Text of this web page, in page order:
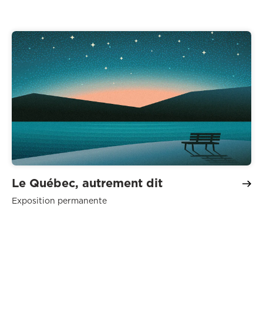
Le Québec, autrement dit
Exposition permanente